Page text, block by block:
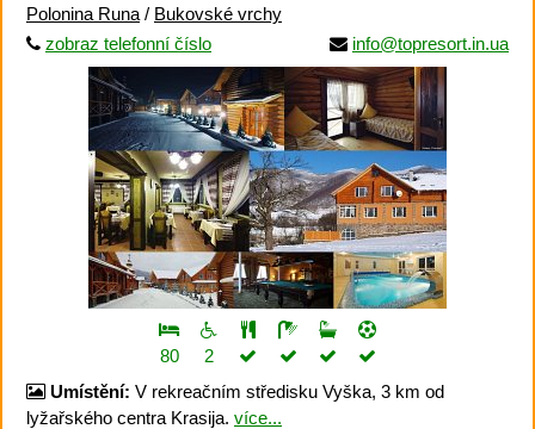
Polonina Runa / Bukovské vrchy
zobraz telefonní číslo
info@topresort.in.ua
80
2
Umístění: V rekreačním středisku Vyška, 3 km od
lyžařského centra Krasija. více...